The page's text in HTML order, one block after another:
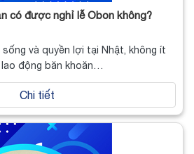
có được nghỉ lễ Obon không?
sống và quyền lợi tại Nhật, không ít
động băn khoăn…
Chi tiết